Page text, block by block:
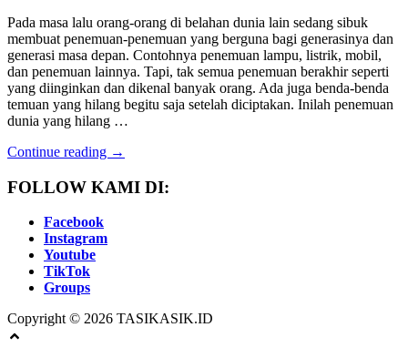
Pada masa lalu orang-orang di belahan dunia lain sedang sibuk
membuat penemuan-penemuan yang berguna bagi generasinya dan
generasi masa depan. Contohnya penemuan lampu, listrik, mobil,
dan penemuan lainnya. Tapi, tak semua penemuan berakhir seperti
yang diinginkan dan dikenal banyak orang. Ada juga benda-benda
temuan yang hilang begitu saja setelah diciptakan. Inilah penemuan
dunia yang hilang …
Continue reading →
FOLLOW KAMI DI:
Facebook
Instagram
Youtube
TikTok
Groups
Copyright © 2026 TASIKASIK.ID